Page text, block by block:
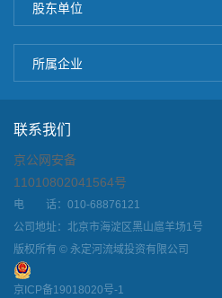
股东单位
所属企业
联系我们
京公网安备
11010802041564号
电 话：010-68876121
公司地址：北京市海淀区黑山扈羊场1号
版权所有 © 永定河流域投资有限公司
京ICP备19018020号-1